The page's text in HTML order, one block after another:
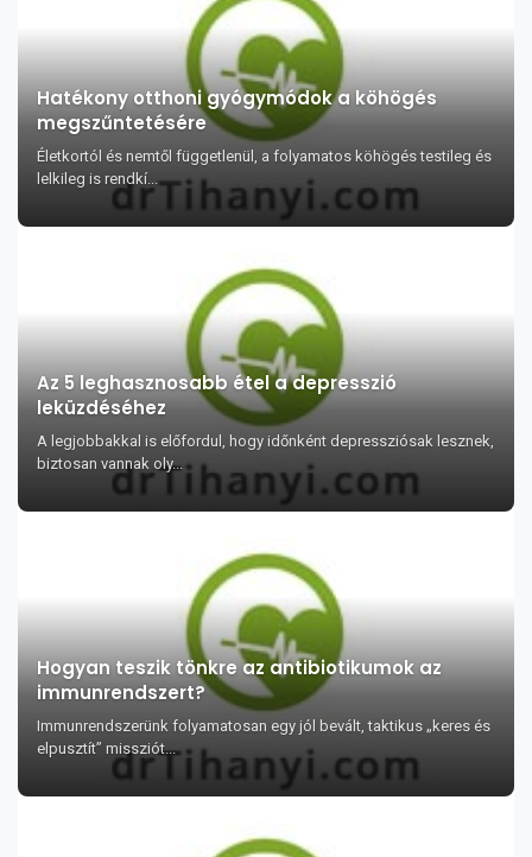
Hatékony otthoni gyógymódok a köhögés
megszűntetésére
Életkortól és nemtől függetlenül, a folyamatos köhögés testileg és
lelkileg is rendkí...
Az 5 leghasznosabb étel a depresszió
leküzdéséhez
A legjobbakkal is előfordul, hogy időnként depressziósak lesznek,
biztosan vannak oly...
Hogyan teszik tönkre az antibiotikumok az
immunrendszert?
Immunrendszerünk folyamatosan egy jól bevált, taktikus „keres és
elpusztít” missziót...